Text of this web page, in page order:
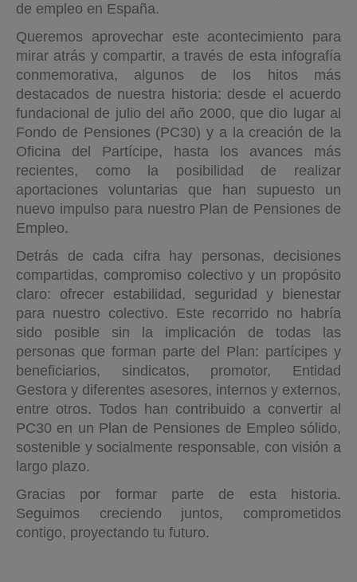
de empleo en España.
Queremos aprovechar este acontecimiento para
mirar atrás y compartir, a través de esta infografía
conmemorativa, algunos de los hitos más
destacados de nuestra historia: desde el acuerdo
fundacional de julio del año 2000, que dio lugar al
Fondo de Pensiones (PC30) y a la creación de la
Oficina del Partícipe, hasta los avances más
recientes, como la posibilidad de realizar
aportaciones voluntarias que han supuesto un
nuevo impulso para nuestro Plan de Pensiones de
Empleo.
Detrás de cada cifra hay personas, decisiones
compartidas, compromiso colectivo y un propósito
claro: ofrecer estabilidad, seguridad y bienestar
para nuestro colectivo. Este recorrido no habría
sido posible sin la implicación de todas las
personas que forman parte del Plan: partícipes y
beneficiarios, sindicatos, promotor, Entidad
Gestora y diferentes asesores, internos y externos,
entre otros. Todos han contribuido a convertir al
PC30 en un Plan de Pensiones de Empleo sólido,
sostenible y socialmente responsable, con visión a
largo plazo.
Gracias por formar parte de esta historia.
Seguimos creciendo juntos, comprometidos
contigo, proyectando tu futuro.